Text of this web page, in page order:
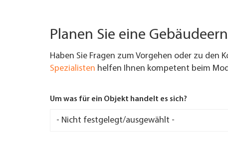
Planen Sie eine
Haben Sie Fragen zum Vorgehen oder zu den
Spezialisten helfen Ihnen kompetent beim
Um was für ein Objekt handelt es sich?